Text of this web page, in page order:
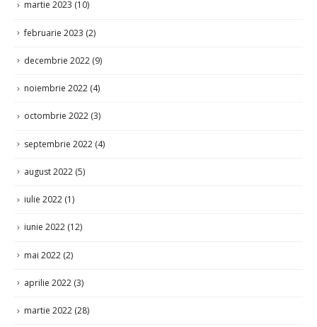
martie 2023 (10)
februarie 2023 (2)
decembrie 2022 (9)
noiembrie 2022 (4)
octombrie 2022 (3)
septembrie 2022 (4)
august 2022 (5)
iulie 2022 (1)
iunie 2022 (12)
mai 2022 (2)
aprilie 2022 (3)
martie 2022 (28)